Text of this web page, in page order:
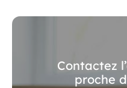
Contactez
proche